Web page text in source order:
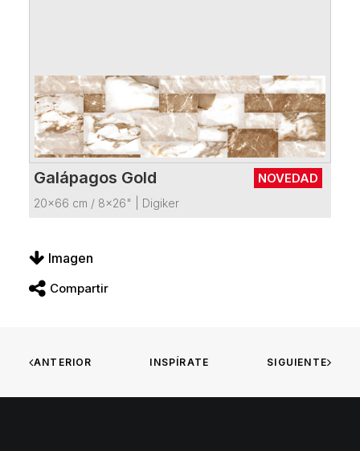
VER FICHA DEL PRODUCTO
Galápagos Gold
20x66 cm / 8x26" Digiker
NOVEDAD
Imagen
Compartir
ANTERIOR INSPÍRATE SIGUIENTE